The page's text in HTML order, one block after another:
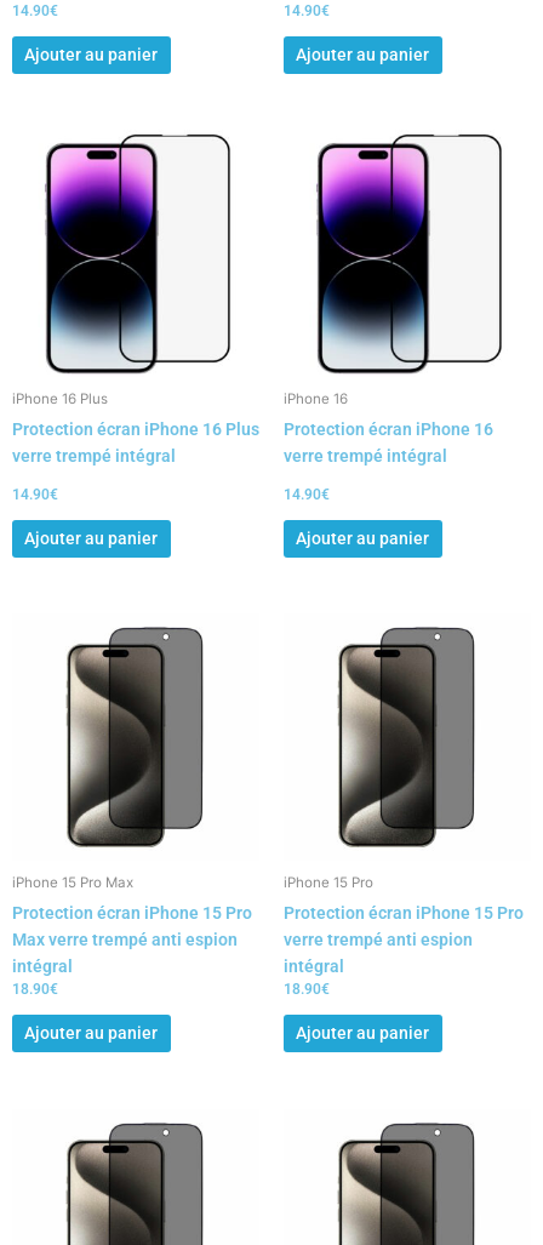
14.90€
Ajouter au panier
14.90€
Ajouter au panier
iPhone 16 Plus
Protection écran iPhone 16 Plus
verre trempé intégral
14.90€
Ajouter au panier
iPhone 16
Protection écran iPhone 16
verre trempé intégral
14.90€
Ajouter au panier
iPhone 15 Pro Max
Protection écran iPhone 15 Pro
Max verre trempé anti espion
intégral
18.90€
Ajouter au panier
iPhone 15 Pro
Protection écran iPhone 15 Pro
verre trempé anti espion
intégral
18.90€
Ajouter au panier